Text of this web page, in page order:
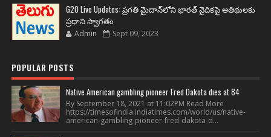
G20 Live Updates: ప్రగతి మైదాన్‌లోని భారత్ వైదికపై అతిథులకు
ప్రధాని స్వాగతం
Admin Sept 09, 2023
POPULAR POSTS
Native American gambling pioneer Fred Dakota dies at 84
By September 18, 2021 at 11:02PM Read More
https://timesofindia.indiatimes.com/world/us/native-
american-gambling-pioneer-fred-dakota-d...